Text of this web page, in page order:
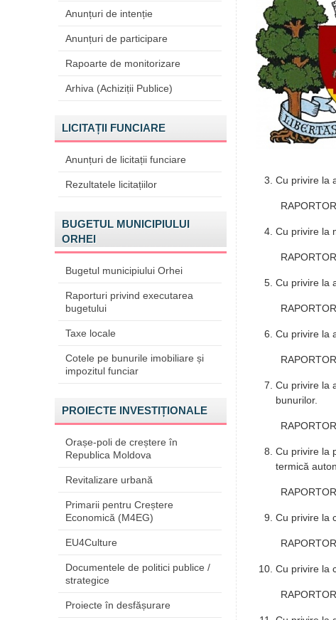
Anunțuri de intenție
Anunțuri de participare
Rapoarte de monitorizare
Arhiva (Achiziții Publice)
LICITAȚII FUNCIARE
Anunțuri de licitații funciare
Rezultatele licitațiilor
BUGETUL MUNICIPIULUI
ORHEI
Bugetul municipiului Orhei
Raporturi privind executarea
bugetului
Taxe locale
Cotele pe bunurile imobiliare și
impozitul funciar
PROIECTE INVESTIȚIONALE
Orașe-poli de creștere în
Republica Moldova
Revitalizare urbană
Primarii pentru Creștere
Economică (M4EG)
EU4Culture
Documentele de politici publice /
strategice
Proiecte în desfășurare
Cu privire la
Cu privire la
Cu privire la
Cu privire la
Cu privire la
bunurilor.
Cu privire la
termică
Cu privire la
Cu privire la